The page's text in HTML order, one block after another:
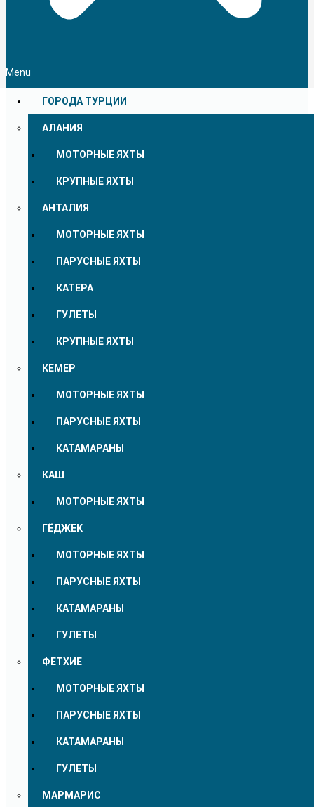
Menu
ГОРОДА ТУРЦИИ
АЛАНИЯ
МОТОРНЫЕ ЯХТЫ
КРУПНЫЕ ЯХТЫ
АНТАЛИЯ
МОТОРНЫЕ ЯХТЫ
ПАРУСНЫЕ ЯХТЫ
КАТЕРА
ГУЛЕТЫ
КРУПНЫЕ ЯХТЫ
КЕМЕР
МОТОРНЫЕ ЯХТЫ
ПАРУСНЫЕ ЯХТЫ
КАТАМАРАНЫ
КАШ
МОТОРНЫЕ ЯХТЫ
ГЁДЖЕК
МОТОРНЫЕ ЯХТЫ
ПАРУСНЫЕ ЯХТЫ
КАТАМАРАНЫ
ГУЛЕТЫ
ФЕТХИЕ
МОТОРНЫЕ ЯХТЫ
ПАРУСНЫЕ ЯХТЫ
КАТАМАРАНЫ
ГУЛЕТЫ
МАРМАРИС